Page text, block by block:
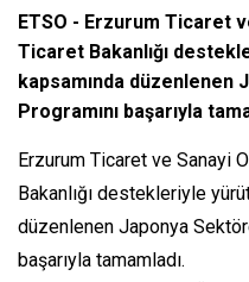
ETSO - Erzurum Ticaret
Ticaret Bakanlığı
kapsamında
Programını başarıyla
Erzurum Ticaret ve Sanayi
Bakanlığı destekleriyle
düzenlenen Japonya
başarıyla tamamladı.